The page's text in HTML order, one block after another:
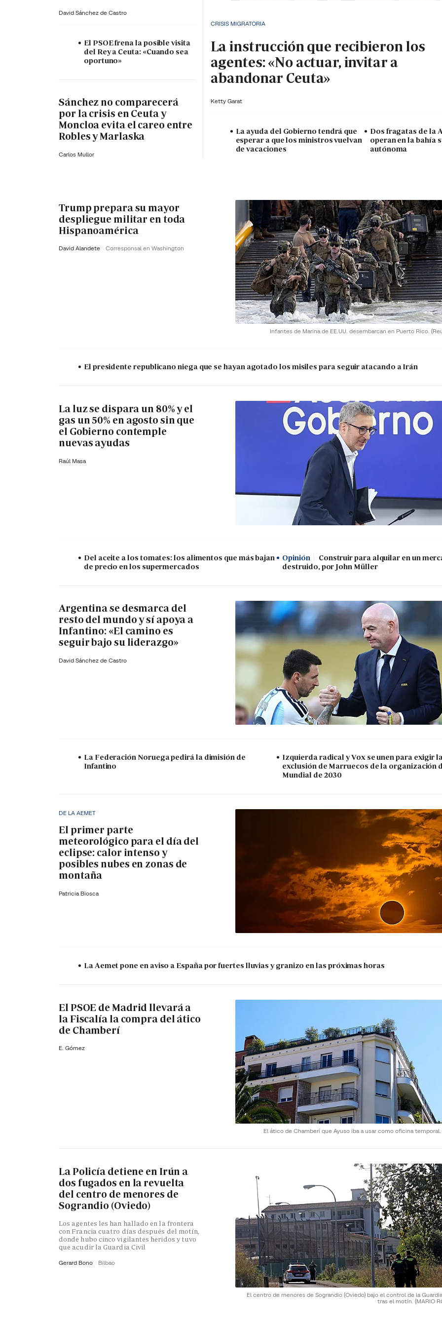
David Sánchez de Castro
El PSOE frena la posible visita
del Rey a Ceuta: «Cuando sea
oportuno»
Sánchez no comparecerá
por la crisis en Ceuta y
Moncloa evita el careo entre
Robles y Marlaska
Carlos Mullor
CRISIS MIGRATORIA
La instrucción que recibieron los
agentes: «No actuar, invitar a
abandonar Ceuta»
Ketty Garat
La ayuda del Gobierno tendrá que
esperar a que los ministros vuelvan
de vacaciones
Dos fragatas de la
operan en la bahía
autónoma
Infantes de Marina de EE.UU. desembarcan en Puerto Rico.
Trump prepara su mayor
despliegue militar en toda
Hispanoamérica
David Alandete Corresponsal en Washington
El presidente republicano niega que se hayan agotado los misiles para seguir atacando a Irán
La luz se dispara un 80% y el
gas un 50% en agosto sin que
el Gobierno contemple
nuevas ayudas
Raúl Masa
Del aceite a los tomates: los alimentos que más bajan
de precio en los supermercados
Opinión
Construir para alquilar en un
destruido, por John Müller
Argentina se desmarca del
resto del mundo y sí apoya a
Infantino: «El camino es
seguir bajo su liderazgo»
David Sánchez de Castro
La Federación Noruega pedirá la dimisión de
Infantino
Izquierda radical y Vox se unen para exigir
exclusión de Marruecos de la organización
Mundial de 2030
DE LA AEMET
El primer parte
meteorológico para el día del
eclipse: calor intenso y
posibles nubes en zonas de
montaña
Patricia Biosca
La Aemet pone en aviso a España por fuertes lluvias y granizo en las próximas horas
El ático de Chamberí que Ayuso iba a usar como oficina temporal.
El PSOE de Madrid llevará a
la Fiscalía la compra del ático
de Chamberí
E. Gómez
El centro de menores de Sograndio (Oviedo) bajo el control de la
tras el motín. (MARIO
La Policía detiene en Irún a
dos fugados en la revuelta
del centro de menores de
Sograndio (Oviedo)
Los agentes les han hallado en la frontera
con Francia cuatro días después del motín,
donde hubo cinco vigilantes heridos y tuvo
que acudir la Guardia Civil
Gerard Bono Bilbao